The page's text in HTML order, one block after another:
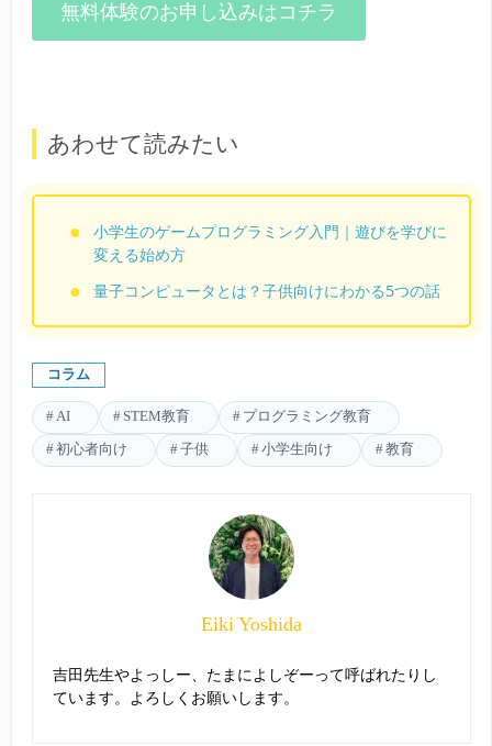
無料体験のお申し込みはコチラ
あわせて読みたい
小学生のゲームプログラミング入門｜遊びを学びに
変える始め方
量子コンピュータとは？子供向けにわかる5つの話
コラム
AI STEM教育 プログラミング教育
初心者向け 子供 小学生向け 教育
Eiki Yoshida
吉田先生やよっしー、たまによしぞーって呼ばれたりし
ています。よろしくお願いします。